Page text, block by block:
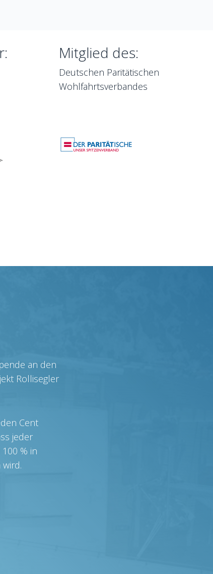
Mitglied des:
Deutschen Paritätischen
Wohlfahrtsverbandes
an den
Rollisegler
Cent
jeder
% in